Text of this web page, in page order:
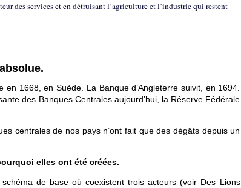
des services et en détruisant l’agriculture et l’industrie qui restent
1668, en Suède. La Banque d’Angleterre suivit, en 1694.
des Banques Centrales aujourd’hui, la Réserve Fédérale
centrales de nos pays n’ont fait que des dégâts depuis un
elles ont été créées.
de base où coexistent trois acteurs (voir Des Lions